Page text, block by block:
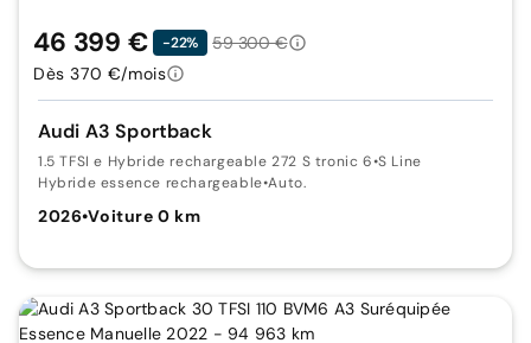
Audi A3 Sportback
1.5 TFSI e Hybride rechargeable 272 S tronic 6•S Line
Hybride essence rechargeable•Auto.
2026•Voiture 0 km
46 399 € -22%
59 300 €
Dès 370 €/mois